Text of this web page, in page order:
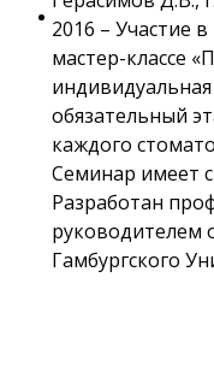
2016 – Участие
мастер-классе
обязательный
каждого
Семинар имеет
Разработан
руководителем
Гамбургского